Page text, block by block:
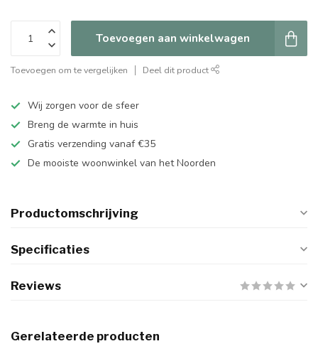
Toevoegen aan winkelwagen
Toevoegen om te vergelijken Deel dit product
Wij zorgen voor de sfeer
Breng de warmte in huis
Gratis verzending vanaf €35
De mooiste woonwinkel van het Noorden
Productomschrijving
Specificaties
Reviews
Gerelateerde producten